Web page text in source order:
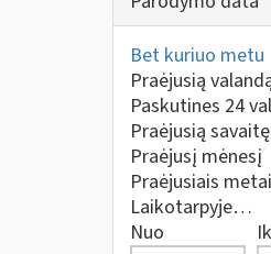
Bet kuriuo metu
Praėjusią
Paskutines 24
Praėjusią savaitę
Praėjusį mėnesį
Praėjusiais
Laikotarpyje…
Nuo